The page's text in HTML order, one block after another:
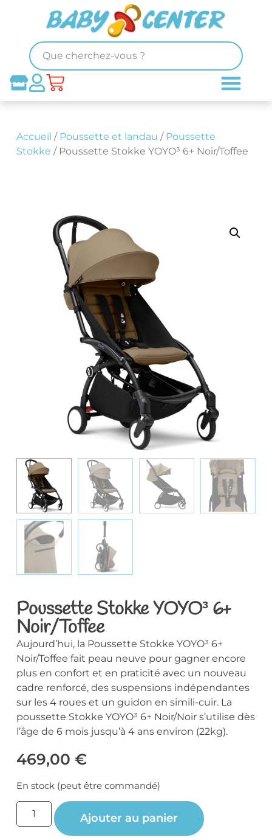
Accueil / Poussette et landau / Poussette
Stokke / Poussette Stokke YOYO³ 6+ Noir/Toffee
Poussette Stokke YOYO³ 6+
Noir/Toffee
Aujourd’hui, la Poussette Stokke YOYO³ 6+
Noir/Toffee fait peau neuve pour gagner encore
plus en confort et en praticité avec un nouveau
cadre renforcé, des suspensions indépendantes
sur les 4 roues et un guidon en simili-cuir. La
poussette Stokke YOYO³ 6+ Noir/Noir s’utilise dès
l’âge de 6 mois jusqu’à 4 ans environ (22kg).
469,00 €
En stock (peut être commandé)
Ajouter au panier